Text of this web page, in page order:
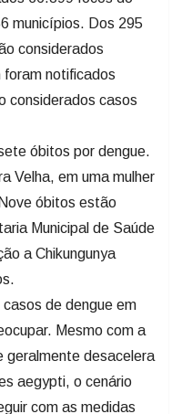
considerados
notificados
casos
óbitos por dengue.
Velha, em uma mulher
óbitos estão
Municipal de Saúde
a Chikungunya
de dengue em
Mesmo com a
desacelera
aegypti, o cenário
com as medidas
surto”, destaca